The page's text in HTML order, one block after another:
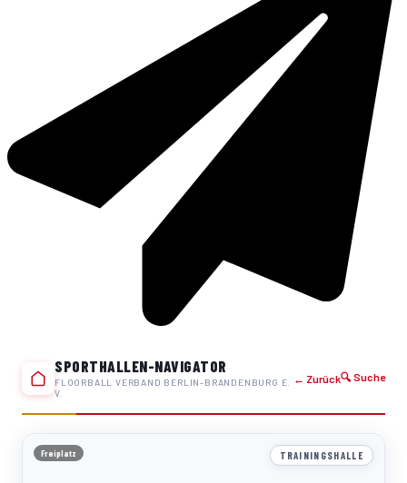
SPORTHALLEN-NAVIGATOR
FLOORBALL VERBAND BERLIN-BRANDENBURG E.
V.
← Zurück🔍 Suche
TRAININGSHALLE
Freiplatz